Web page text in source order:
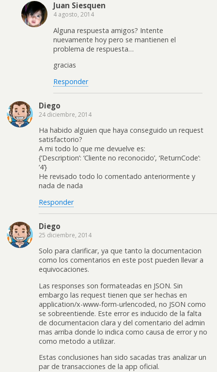
Juan Siesquen
4 agosto, 2014
Alguna respuesta amigos? Intente
nuevamente hoy pero se mantienen el
problema de respuesta…
gracias
Responder
Diego
24 diciembre, 2014
Ha habido alguien que haya conseguido un request
satisfactorio?
A mi todo lo que me devuelve es:
{‘Description’: ‘Cliente no reconocido’, ‘ReturnCode’:
‘4’}
He revisado todo lo comentado anteriormente y
nada de nada
Responder
Diego
25 diciembre, 2014
Solo para clarificar, ya que tanto la documentacion
como los comentarios en este post pueden llevar a
equivocaciones.
Las responses son formateadas en JSON. Sin
embargo las request tienen que ser hechas en
application/x-www-form-urlencoded, no JSON como
se sobreentiende. Este error es inducido de la falta
de documentacion clara y del comentario del admin
mas arriba donde lo indica como causa de error y no
como metodo a utilizar.
Estas conclusiones han sido sacadas tras analizar un
par de transacciones de la app oficial.